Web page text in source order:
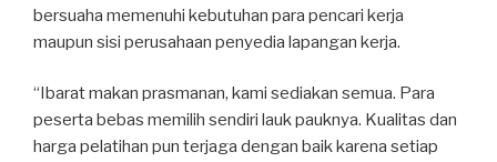
bersuaha memenuhi kebutuhan para pencari kerja
maupun sisi perusahaan penyedia lapangan kerja.
“Ibarat makan prasmanan, kami sediakan semua. Para
peserta bebas memilih sendiri lauk pauknya. Kualitas dan
harga pelatihan pun terjaga dengan baik karena setiap